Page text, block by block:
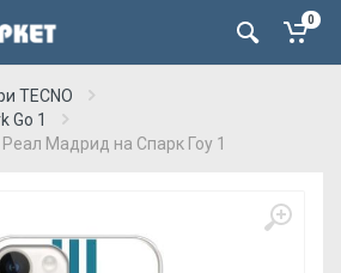
0
TECNO
Go 1
Мадрид на Спарк Гоу 1